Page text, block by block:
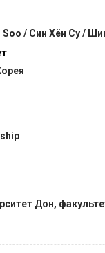
Soo / Син Хён Су /
Дон,